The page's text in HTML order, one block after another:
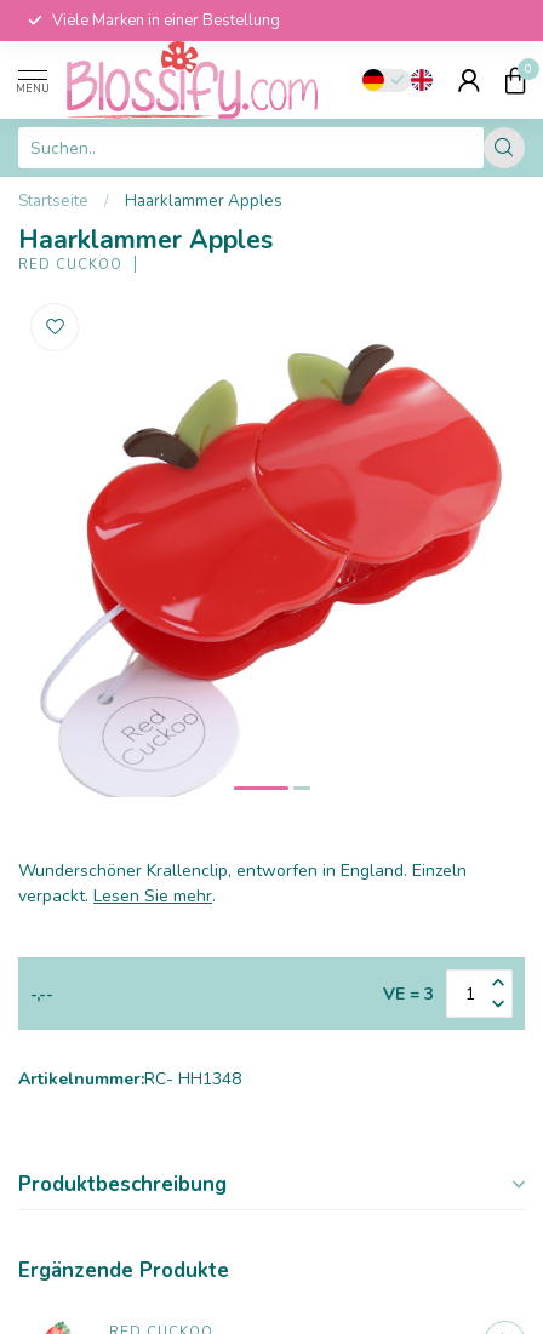
Viele Marken in einer Bestellung
MENU
0
Startseite / Haarklammer Apples
Haarklammer Apples
RED CUCKOO
Wunderschöner Krallenclip, entworfen in England. Einzeln
verpackt. Lesen Sie mehr.
-,-- VE = 3
Artikelnummer:RC- HH1348
Produktbeschreibung
Ergänzende Produkte